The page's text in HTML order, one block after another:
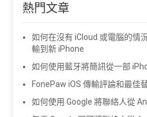
熱門文章
如何在沒有 iCloud 或電腦的情
輸到新 iPhone
如何使用藍牙將簡訊從一部
FonePaw iOS 傳輸評論和最佳
如何使用 Google 將聯絡人從